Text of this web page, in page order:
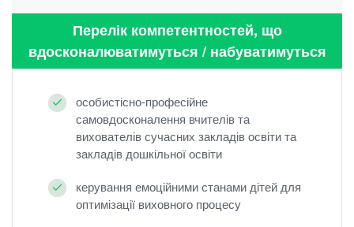
Перелік компетентностей, що
вдосконалюватимуться / набуватимуться
особистісно-професійне
самовдосконалення вчителів та
вихователів сучасних закладів освіти та
закладів дошкільної освіти
керування емоційними станами дітей для
оптимізації виховного процесу